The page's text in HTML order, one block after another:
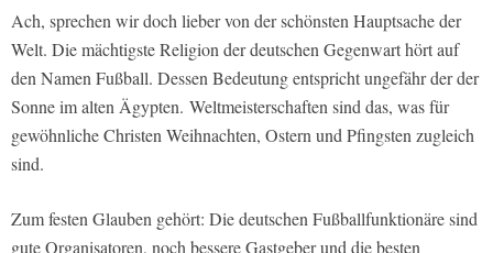
Ach, sprechen wir doch lieber von der schönsten Hauptsache der
Welt. Die mächtigste Religion der deutschen Gegenwart hört auf
den Namen Fußball. Dessen Bedeutung entspricht ungefähr der der
Sonne im alten Ägypten. Weltmeisterschaften sind das, was für
gewöhnliche Christen Weihnachten, Ostern und Pfingsten zugleich
sind.
Zum festen Glauben gehört: Die deutschen Fußballfunktionäre sind
gute Organisatoren, noch bessere Gastgeber und die besten